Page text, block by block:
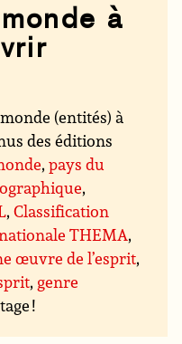
à
(entités) à
des éditions
,pays du
,
,Classification
THEMA,
œuvre de l’esprit,
, genre
!